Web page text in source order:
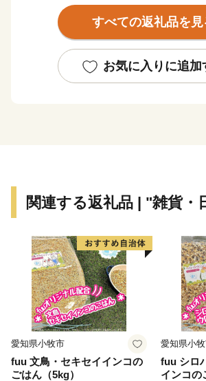
田園風景と、名古屋港を中心とした貿
機能が共存している村です。
の栽培が盛んに行われています。また
養殖も行われています。
・返礼品の送付は、飛島村外にお住ま
・寄附につきましては、年度内の回数
おりません。
・返礼品のお届けには1～2ヶ月程度か
す。
・返礼品の写真はイメージです。
すべての返礼品を見
お気に入りに追加
関連する返礼品 | "雑貨・
愛知県小牧市
fuu 文鳥・セキセイインコの
ごはん（5kg）
愛知県小
fuu シロ
インコの